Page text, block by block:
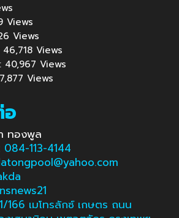
Views
Views
46,718 Views
40,967 Views
Views
ทองพูล
084-113-4144
166 เมโทรลักซ์ เกษตร ถนน